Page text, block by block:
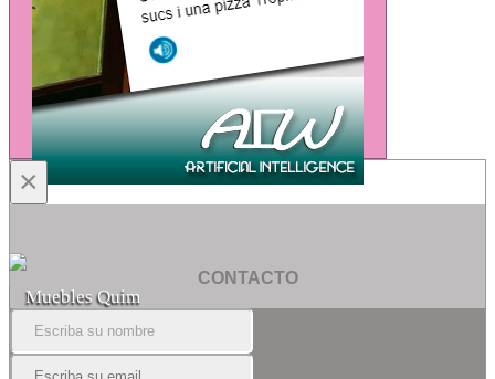
Muebles Quim
×
CONTACTO